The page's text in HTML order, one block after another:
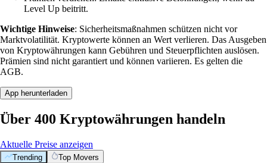
Level Up beitritt.
Wichtige Hinweise: Sicherheitsmaßnahmen schützen nicht vor
Marktvolatilität. Kryptowerte können an Wert verlieren. Das Ausgeben
von Kryptowährungen kann Gebühren und Steuerpflichten auslösen.
Prämien sind nicht garantiert und können variieren. Es gelten die
AGB.
App herunterladen
Über 400 Kryptowährungen handeln
Aktuelle Preise anzeigen
Trending Top Movers